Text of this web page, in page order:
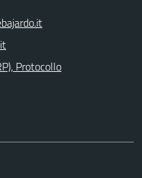
Protocollo